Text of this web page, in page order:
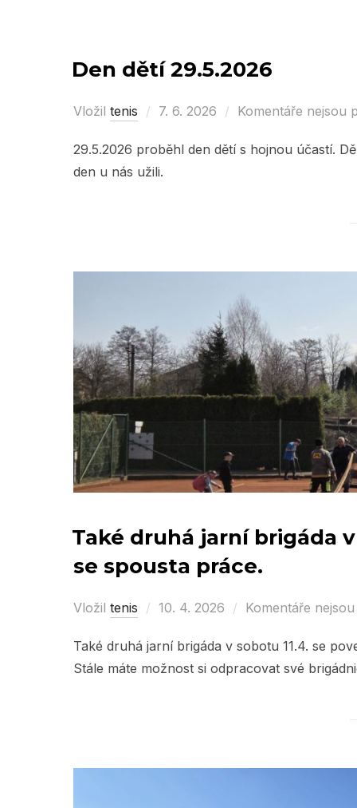
Den dětí 29.5.2026
Vložil tenis
Posted
7. 6. 2026 Komentáře nejsou
29.5.2026 proběhl den dětí s hojnou účastí.
den u nás užili.
Také druhá jarní brigáda
se spousta práce.
Vložil tenis
Posted
10. 4. 2026 Komentáře
Také druhá jarní brigáda v sobotu 11.4. se
Stále máte možnost si odpracovat své